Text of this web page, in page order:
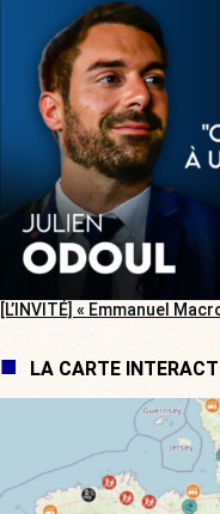
[L’INVITÉ] « Emmanuel
LA CARTE